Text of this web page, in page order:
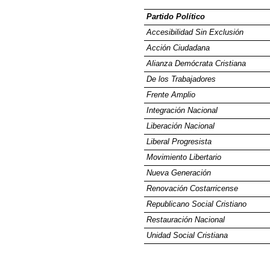
Partido Político
Accesibilidad Sin Exclusión
Acción Ciudadana
Alianza Demócrata Cristiana
De los Trabajadores
Frente Amplio
Integración Nacional
Liberación Nacional
Liberal Progresista
Movimiento Libertario
Nueva Generación
Renovación Costarricense
Republicano Social Cristiano
Restauración Nacional
Unidad Social Cristiana